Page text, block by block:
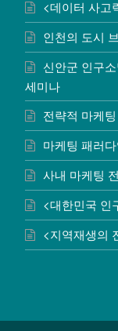
<데이터 사고
인천의 도시
신안군 인구
세미나
전략적 마케
마케팅 패러
사내 마케팅
<대한민국 인
<지역재생의